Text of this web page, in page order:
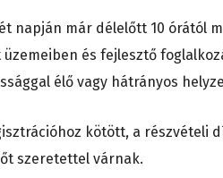
napján már délelőtt 10 órától
és fejlesztő
élő vagy hátrányos
kötött, a részvételi
szeretettel várnak.